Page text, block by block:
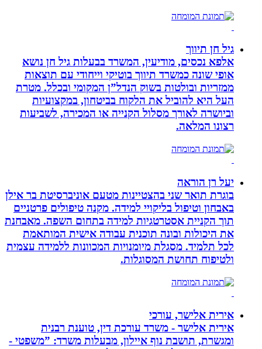
גיל חן תיווך
אלפא נכסים, מודיעין, המשרד בבעלות גיל חן נושא
אופי שונה כמשרד תיווך בוטיקי וייחודי עם תוצאות
ממזריות ובולטות בשוק הנדל”ן המקומי ובכלל. מטרת
העל היא להוביל את הלקוח בביטחון, במקצועיות
וביושרה לאורך מסלול הקנייה או המכירה, לשביעות
רצונו המלאה.
יעל רן הוראה
בוגרת תואר שני בהצטיינות מטעם אוניברסיטת בר אילן
באבחון וטיפול בליקויי למידה. מקנה טיפולים פרטניים
תוך הקניית אסטרטגיות למידה בתחום השפה. מאבחנת
את היכולות ובונה תוכנית עבודה אישית המותאמת
לכל תלמיד. מסגלת מיומנויות המכוונות ללמידה עצמית
ולטיפוח תחושת המסוגלות.
אירית אלישר, עורכי
אירית אלישר - משרד עורכת דין, טוענת רבנית
ומגשרת, תושבת נוף איילון, מבעלות משרד: ”משפטי -